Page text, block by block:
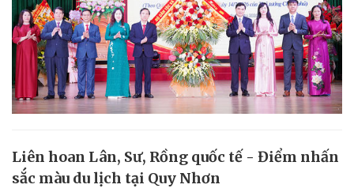
Liên hoan Lân, Sư, Rồng quốc tế - Điểm nhấn
sắc màu du lịch tại Quy Nhơn